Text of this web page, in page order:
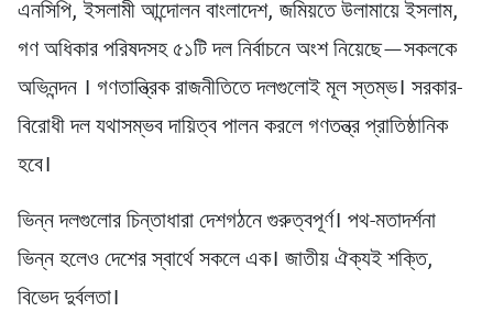
এনসিপি, ইসলামী আন্দোলন বাংলাদেশ, জমিয়তে উলামায়ে ইসলাম,
গণ অধিকার পরিষদসহ ৫১টি দল নির্বাচনে অংশ নিয়েছে—সকলকে
অভিনন্দন । গণতান্ত্রিক রাজনীতিতে দলগুলোই মূল স্তম্ভ। সরকার-
বিরোধী দল যথাসম্ভব দায়িত্ব পালন করলে গণতন্ত্র প্রাতিষ্ঠানিক
হবে।
ভিন্ন দলগুলোর চিন্তাধারা দেশগঠনে গুরুত্বপূর্ণ। পথ-মতাদর্শনা
ভিন্ন হলেও দেশের স্বার্থে সকলে এক। জাতীয় ঐক্যই শক্তি,
বিভেদ দুর্বলতা।